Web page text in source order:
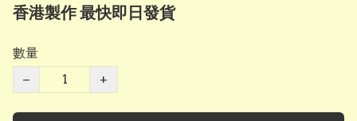
香港製作 最快即日發貨
數量
−
+